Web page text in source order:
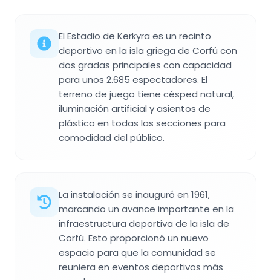
El Estadio de Kerkyra es un recinto
deportivo en la isla griega de Corfú con
dos gradas principales con capacidad
para unos 2.685 espectadores. El
terreno de juego tiene césped natural,
iluminación artificial y asientos de
plástico en todas las secciones para
comodidad del público.
La instalación se inauguró en 1961,
marcando un avance importante en la
infraestructura deportiva de la isla de
Corfú. Esto proporcionó un nuevo
espacio para que la comunidad se
reuniera en eventos deportivos más